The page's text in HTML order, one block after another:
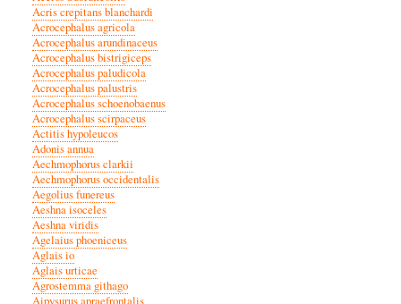
Acris crepitans blanchardi
Acrocephalus agricola
Acrocephalus arundinaceus
Acrocephalus bistrigiceps
Acrocephalus paludicola
Acrocephalus palustris
Acrocephalus schoenobaenus
Acrocephalus scirpaceus
Actitis hypoleucos
Adonis annua
Aechmophorus clarkii
Aechmophorus occidentalis
Aegolius funereus
Aeshna isoceles
Aeshna viridis
Agelaius phoeniceus
Aglais io
Aglais urticae
Agrostemma githago
Aipysurus apraefrontalis